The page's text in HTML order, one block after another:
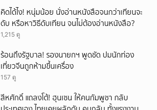
คิดได้ไง! หนุ่มน้อย นั่งอ่านหนังสือจนกว่าเทียนจะ
ดับ หรือหาวิธีดับเทียน จนไม่ต้องอ่านหนังสือ?
1,215 ดู
ร้อนถึงรัฐบาล! รองนายกฯ พูดชัด ปมนักท่อง
เที่ยวจีนถูกห้ามขึ้นเครื่อง
157 ดู
สีหศักดิ์ แถลงโต้! ฮุนเซน ให้คนกัมพูชา กลับ